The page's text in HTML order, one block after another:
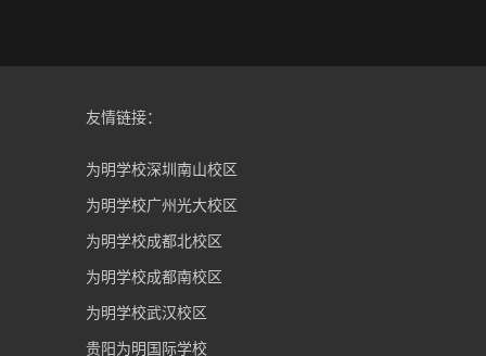
友情链接：
为明学校深圳南山校区
为明学校广州光大校区
为明学校成都北校区
为明学校成都南校区
为明学校武汉校区
贵阳为明国际学校